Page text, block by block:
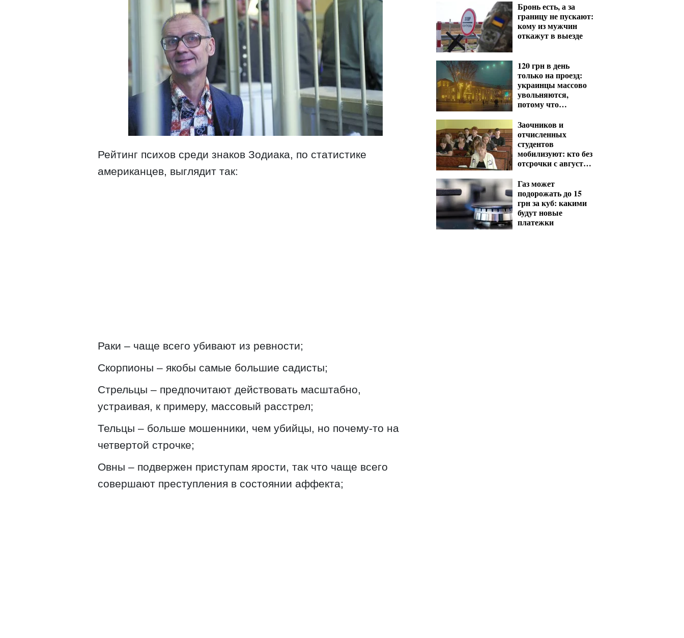
Рейтинг психов среди знаков Зодиака, по статистике
американцев, выглядит так:
Раки – чаще всего убивают из ревности;
Скорпионы – якобы самые большие садисты;
Стрельцы – предпочитают действовать масштабно,
устраивая, к примеру, массовый расстрел;
Тельцы – больше мошенники, чем убийцы, но почему-то на
четвертой строчке;
Овны – подвержен приступам ярости, так что чаще всего
совершают преступления в состоянии аффекта;
Бронь есть, а за
границу не пускают:
кому из мужчин
откажут в выезде
120 грн в день
только на проезд:
украинцы массово
увольняются,
потому что
Заочников и
отчисленных
студентов
мобилизуют: кто без
отсрочки с августа
Газ может
подорожать до 15
грн за куб: какими
будут новые
платежки